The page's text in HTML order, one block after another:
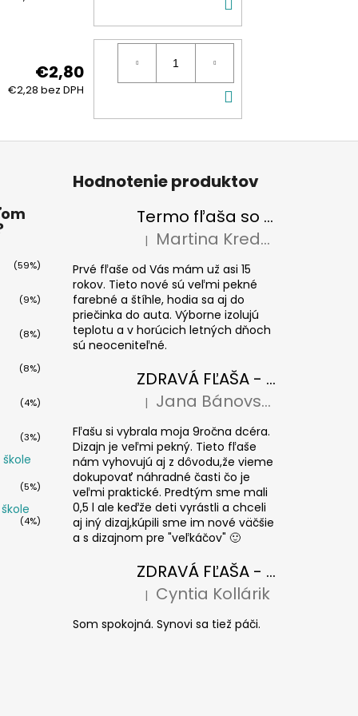
KOŠÍKA
€2,80
€2,28 bez DPH
KOŠÍKA
(59%)
(9%)
(8%)
(8%)
(4%)
(3%)
(5%)
(4%)
Hodnotenie produktov
Termo fľaša so slamkou Eco Vessel SUMMIT 700 ml Floral Puff
Hodnotenie produktu je 5 z 5
| Martina Kredatusová
Prvé fľaše od Vás mám už asi 15
rokov. Tieto nové sú veľmi pekné
farebné a štíhle, hodia sa aj do
priečinka do auta. Výborne izolujú
teplotu a v horúcich letných dňoch
sú neoceniteľné.
ZDRAVÁ FĽAŠA - Paríž 0,7l
Hodnotenie produktu je 5 z 5
| Jana Bánovská
Fľašu si vybrala moja 9ročna dcéra.
Dizajn je veľmi pekný. Tieto fľaše
nám vyhovujú aj z dôvodu,že vieme
dokupovať náhradné časti čo je
veľmi praktické. Predtým sme mali
0,5 l ale keďže deti vyrástli a chceli
aj iný dizaj,kúpili sme im nové väčšie
a s dizajnom pre "veľkáčov" 🙂
ZDRAVÁ FĽAŠA - krytka Floppy
Hodnotenie produktu je 5 z 5
| Cyntia Kollárik
Som spokojná. Synovi sa tiež páči.